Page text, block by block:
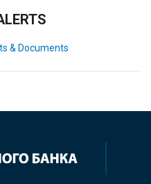
& Documents